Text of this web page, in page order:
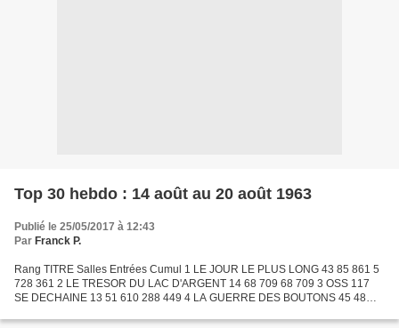
Top 30 hebdo : 14 août au 20 août 1963
Publié le 25/05/2017 à 12:43
Par Franck P.
Rang TITRE Salles Entrées Cumul 1 LE JOUR LE PLUS LONG 43 85 861 5
728 361 2 LE TRESOR DU LAC D'ARGENT 14 68 709 68 709 3 OSS 117
SE DECHAINE 13 51 610 288 449 4 LA GUERRE DES BOUTONS 45 48